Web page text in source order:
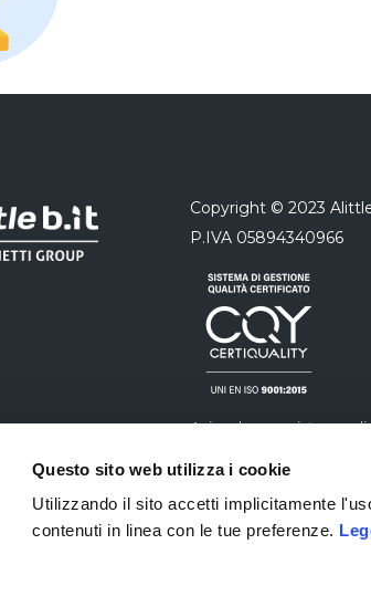
Questo sito web utilizza i cookie
Utilizzando il sito accetti implicitamente
contenuti in linea con le tue preferenze.
Copyright © 2023
P.IVA 05894340966
Azienda con sistema